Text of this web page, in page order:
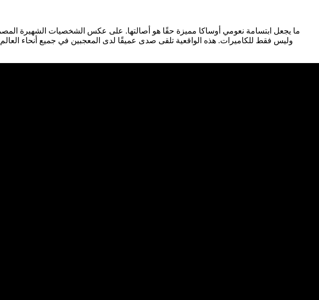
ما يجعل ابتسامة نعومي أوساكا مميزة حقًا هو أصالتها. على عكس الشخصيات الشهيرة
وليس فقط للكاميرات. هذه الواقعية تلقى صدى عميقًا لدى المعجبين في جميع أنحاء